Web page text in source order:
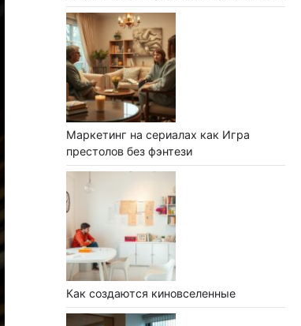
Маркетинг на сериалах как Игра
престолов без фэнтези
Как создаются киновселенные